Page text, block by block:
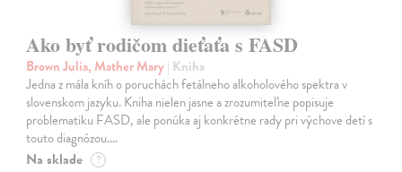
Ako byť rodičom dieťaťa s FASD
Brown Julia, Mather Mary| Kniha
Jedna z mála kníh o poruchách fetálneho alkoholového spektra v
slovenskom jazyku. Kniha nielen jasne a zrozumiteľne popisuje
problematiku FASD, ale ponúka aj konkrétne rady pri výchove detí s
touto diagnózou.…
Na sklade ?